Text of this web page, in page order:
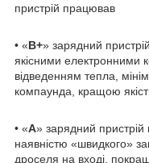
пристрій працював
• «B+» зарядний
якісними
відведенням тепла,
компаунда, кращою
• «А» зарядний пристрій
наявністю «швидкого»
дроселя на вході,